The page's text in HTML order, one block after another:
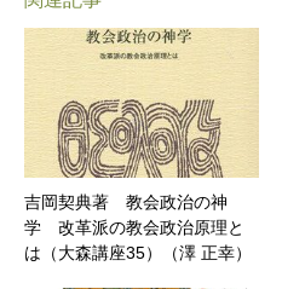
吉岡契典著 教会政治の神
学 改革派の教会政治原理と
は（大森講座35）（澤 正幸）